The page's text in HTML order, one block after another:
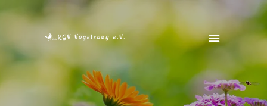
STARTSEITE
VEREIN